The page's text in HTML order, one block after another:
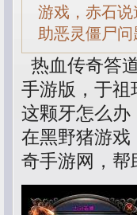
游戏，赤石
助恶灵僵尸
热血传奇答
手游版，于祖
这颗牙怎么办
在黑野猪游
奇手游网，